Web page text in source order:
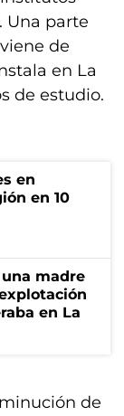
Una parte
de
en La
de estudio.
en
en 10
madre
en La
de